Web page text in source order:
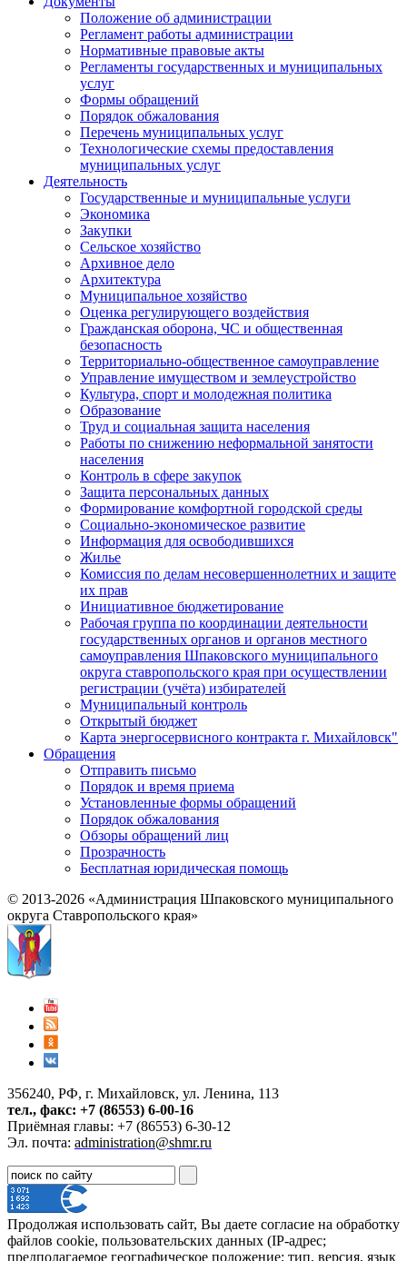
Положение об администрации
Регламент работы администрации
Нормативные правовые акты
Регламенты государственных и муниципальных
услуг
Формы обращений
Порядок обжалования
Перечень муниципальных услуг
Технологические схемы предоставления
муниципальных услуг
Деятельность
Государственные и муниципальные услуги
Экономика
Закупки
Сельское хозяйство
Архивное дело
Архитектура
Муниципальное хозяйство
Оценка регулирующего воздействия
Гражданская оборона, ЧС и общественная
безопасность
Территориально-общественное самоуправление
Управление имуществом и землеустройство
Культура, спорт и молодежная политика
Образование
Труд и социальная защита населения
Работы по снижению неформальной занятости
населения
Контроль в сфере закупок
Защита персональных данных
Формирование комфортной городской среды
Социально-экономическое развитие
Информация для освободившихся
Жилье
Комиссия по делам несовершеннолетних и защите
их прав
Инициативное бюджетирование
Рабочая группа по координации деятельности
государственных органов и органов местного
самоуправления Шпаковского муниципального
округа ставропольского края при осуществлении
регистрации (учёта) избирателей
Муниципальный контроль
Открытый бюджет
Карта энергосервисного контракта г. Михайловск"
Обращения
Отправить письмо
Порядок и время приема
Установленные формы обращений
Порядок обжалования
Обзоры обращений лиц
Прозрачность
Бесплатная юридическая помощь
© 2013-2026 «Администрация Шпаковского муниципального
округа Ставропольского края»
356240, РФ, г. Михайловск, ул. Ленина, 113
тел., факс: +7 (86553) 6-00-16
Приёмная главы: +7 (86553) 6-30-12
Эл. почта: administration@shmr.ru
Продолжая использовать сайт, Вы даете согласие на обработку
файлов cookie, пользовательских данных (IP-адрес;
предполагаемое географическое положение; тип, версия, язык